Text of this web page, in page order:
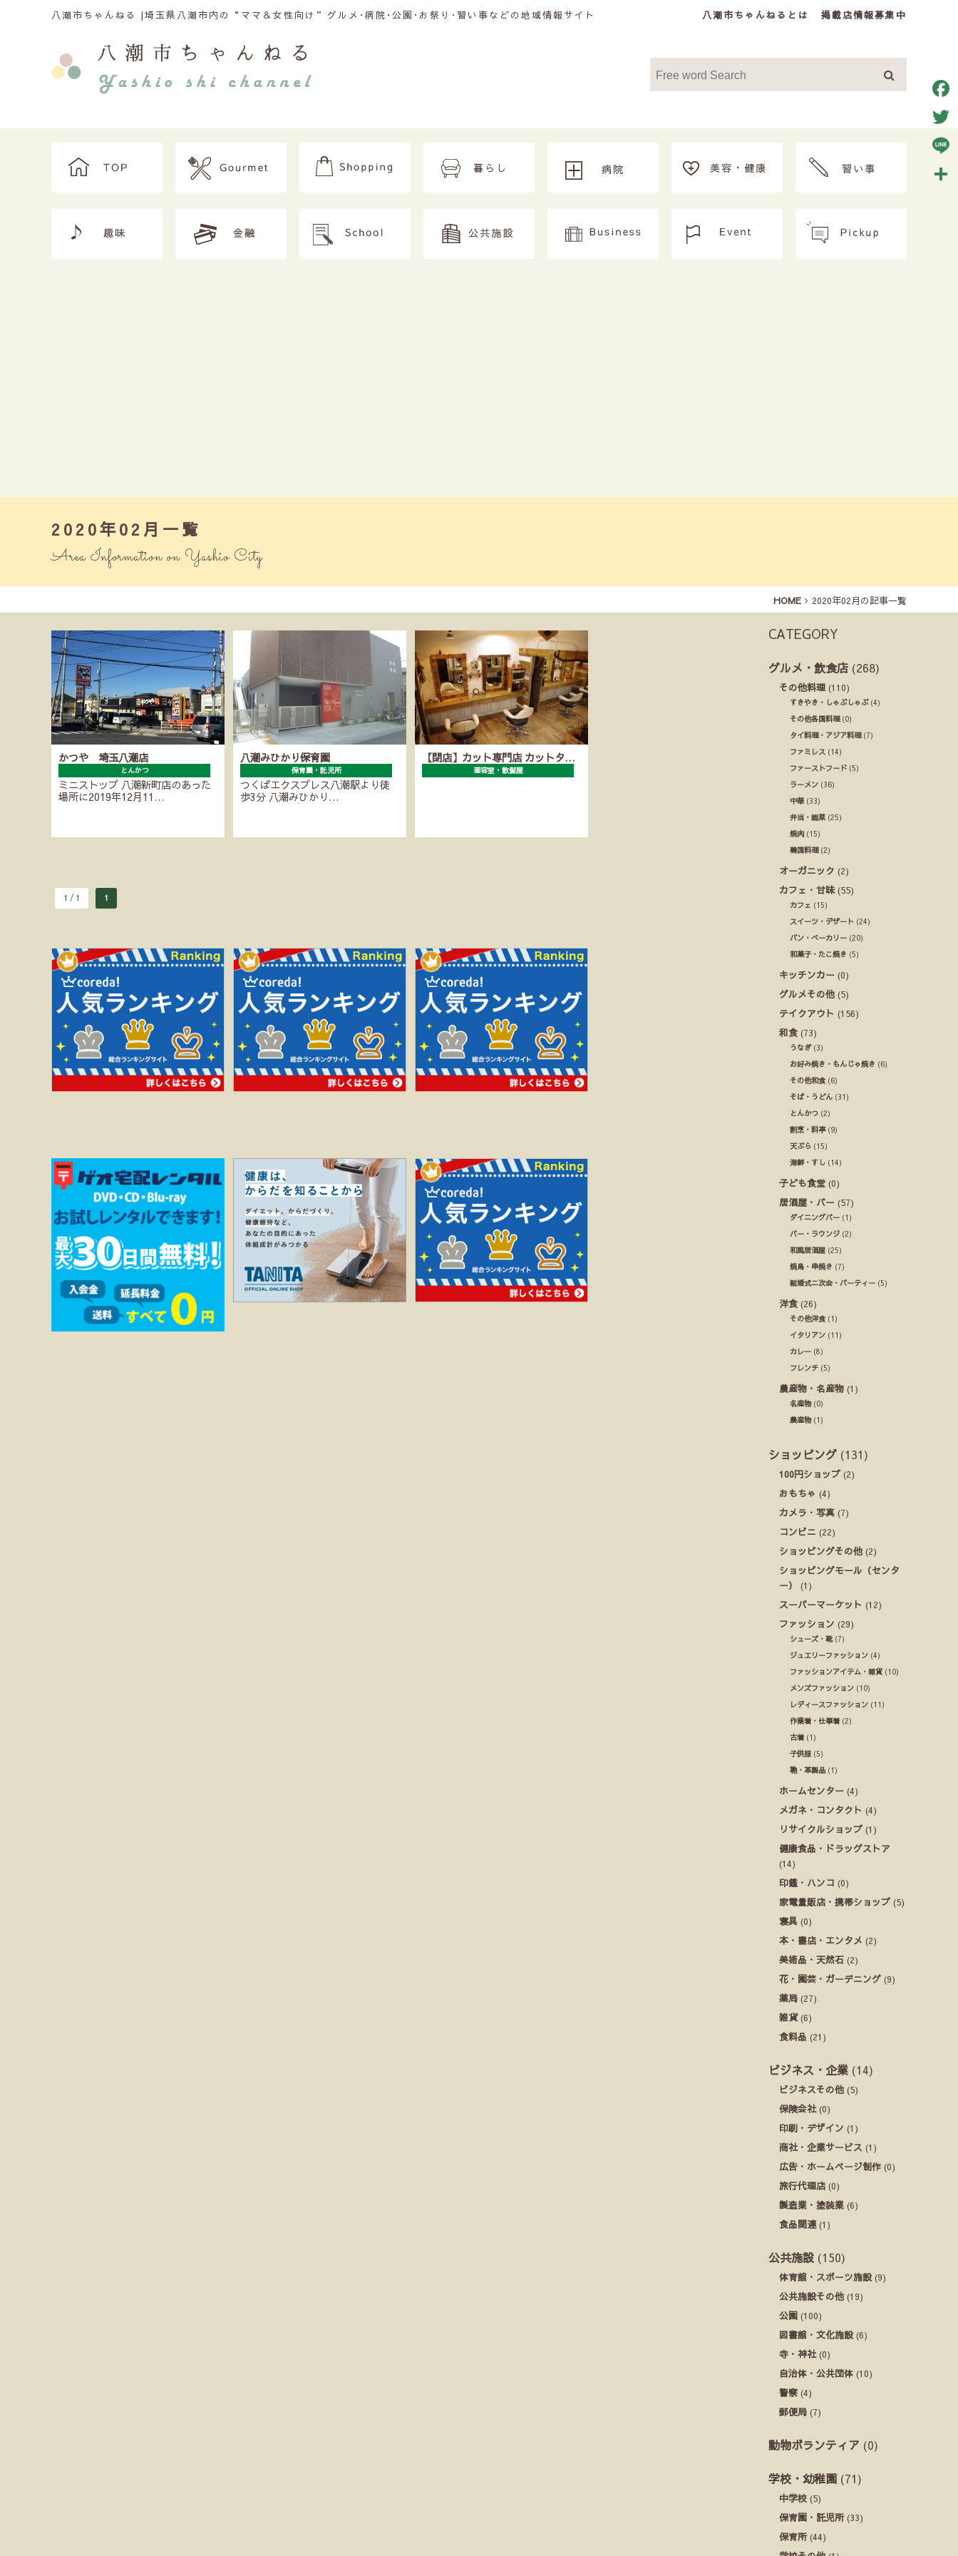
八潮市ちゃんねるとは 掲載店情報募集中
八潮市ちゃんねる |埼玉県八潮市内の“ママ＆女性向け”グルメ･病院･公園･お祭り･習い事などの地域情報サイト
2020年02月一覧
Area Information on Yashio City
HOME 2020年02月の記事一覧
かつや 埼玉八潮店
とんかつ
ミニストップ 八潮新町店のあった
場所に2019年12月11…
八潮みひかり保育園
保育園・託児所
つくばエクスプレス八潮駅より徒
歩3分 八潮みひかり…
【閉店】カット専門店 カットタ…
理容室・散髪屋
1 / 1 1
CATEGORY
グルメ・飲食店 (268)
その他料理 (110)
すきやき・しゃぶしゃぶ(4)
その他各国料理(0)
タイ料理・アジア料理(7)
ファミレス (14)
ファーストフード (5)
ラーメン (36)
中華(33)
弁当・総菜 (25)
焼肉 (15)
韓国料理(2)
オーガニック (2)
カフェ・甘味(55)
カフェ (15)
スイーツ・デザート (24)
パン・ベーカリー (20)
和菓子・たこ焼き (5)
キッチンカー (0)
グルメその他 (5)
テイクアウト (156)
和食 (73)
うなぎ(3)
お好み焼き・もんじゃ焼き (6)
その他和食(6)
そば・うどん (31)
とんかつ (2)
割烹・料亭(9)
天ぷら (15)
海鮮・すし (14)
子ども食堂 (0)
居酒屋・バー (57)
ダイニングバー (1)
バー・ラウンジ (2)
和風居酒屋 (25)
焼鳥・串焼き (7)
結婚式ニ次会・パーティー (5)
洋食 (26)
その他洋食(1)
イタリアン (11)
カレー (8)
フレンチ (5)
農産物・名産物 (1)
名産物(0)
農産物(1)
ショッピング (131)
100円ショップ (2)
おもちゃ (4)
カメラ・写真 (7)
コンビニ (22)
ショッピングその他 (2)
ショッピングモール（センタ
ー）
(1)
スーパーマーケット (12)
ファッション (29)
シューズ・靴(7)
ジュエリーファッション (4)
ファッションアイテム・雑貨 (10)
メンズファッション (10)
レディースファッション (11)
作業着・仕事着 (2)
古着 (1)
子供服 (5)
鞄・革製品 (1)
ホームセンター (4)
メガネ・コンタクト (4)
リサイクルショップ (1)
健康食品・ドラッグストア
(14)
印鑑・ハンコ (0)
家電量販店・携帯ショップ (5)
寝具 (0)
本・書店・エンタメ (2)
美術品・天然石 (2)
花・園芸・ガーデニング (9)
薬局 (27)
雑貨(6)
食料品 (21)
ビジネス・企業 (14)
ビジネスその他 (5)
保険会社(0)
印刷・デザイン (1)
商社・企業サービス (1)
広告・ホームページ制作 (0)
旅行代理店 (0)
製造業・塗装業 (6)
食品関連 (1)
公共施設 (150)
体育館・スポーツ施設(9)
公共施設その他 (19)
公園 (100)
図書館・文化施設(6)
寺・神社(0)
自治体・公共団体 (10)
警察 (4)
郵便局 (7)
動物ボランティア (0)
学校・幼稚園 (71)
中学校 (5)
保育園・託児所(33)
保育所(44)
Line